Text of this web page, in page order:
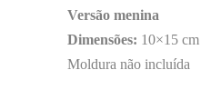
Versão menina
Dimensões: 10×15 cm
Moldura não incluída